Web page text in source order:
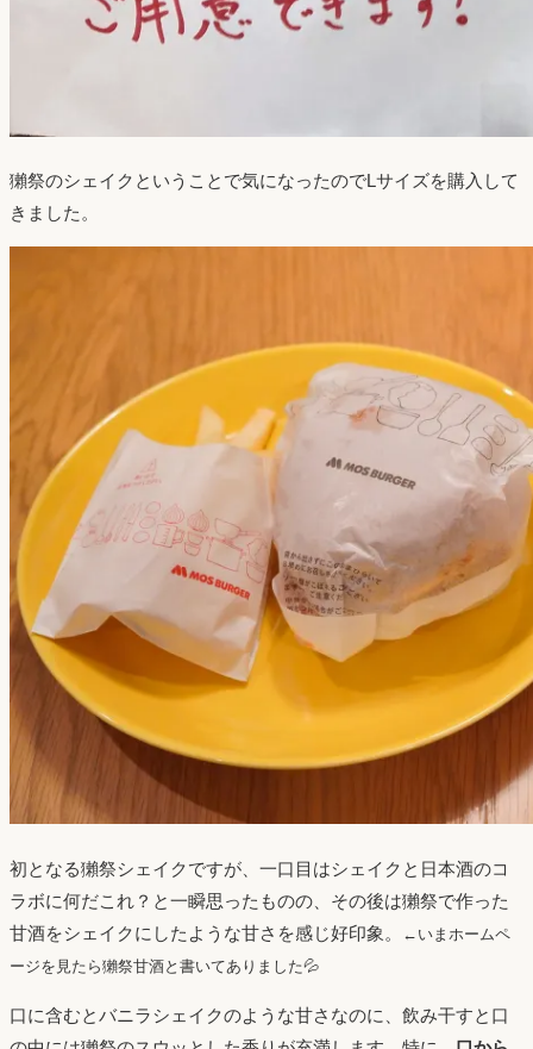
獺祭のシェイクということで気になったのでLサイズを購入して
きました。
初となる獺祭シェイクですが、一口目はシェイクと日本酒のコ
ラボに何だこれ？と一瞬思ったものの、その後は獺祭で作った
甘酒をシェイクにしたような甘さを感じ好印象。
←いまホームペ
ージを見たら獺祭甘酒と書いてありました💦
口に含むとバニラシェイクのような甘さなのに、飲み干すと口